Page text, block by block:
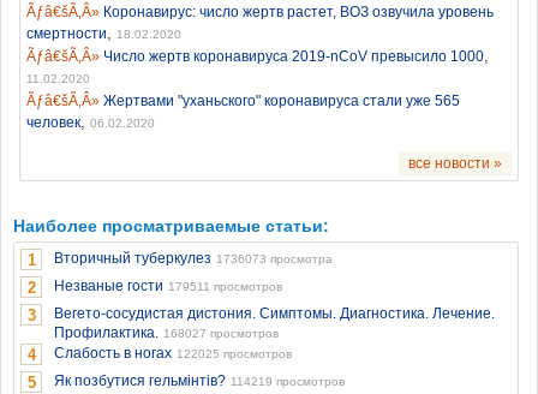
Коронавирус: число жертв растет, ВОЗ озвучила уровень
смертности, 18.02.2020
Число жертв коронавируса 2019-nCoV превысило 1000,
11.02.2020
Жертвами "уханьского" коронавируса стали уже 565
человек, 06.02.2020
все новости »
Наиболее просматриваемые статьи:
1 Вторичный туберкулез 1736073 просмотра
2 Незваные гости 179511 просмотров
3
Вегето-сосудистая дистония. Симптомы. Диагностика. Лечение.
Профилактика. 168027 просмотров
4 Слабость в ногах 122025 просмотров
5 Як позбутися гельмінтів? 114219 просмотров